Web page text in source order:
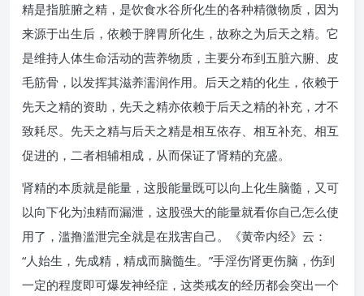
精是指脏腑之精，是饮食水谷所化生的各种精微物质，因为
来源于出生后，依赖于脾胃所化生，故称之为后天之精。它
是维持人体生命活动的营养物质，主要分布到五脏六腑、皮
毛筋骨，以发挥其滋养濡润作用。后天之精的化生，依赖于
先天之精的资助，先天之精亦依赖于后天之精的补充，才不
致耗尽。先天之精与后天之精是相互依存、相互补充、相互
促进的，二者相辅相成，从而保证了肾精的充盛。
肾精的本质就是能量，这股能量既可以向上化生脑髓，又可
以向下化为浊精而漏泄，这股强大的能量就看你自己怎么使
用了，滥撸滥泄完全就是在戕害自己。《黄帝内经》云：
“人始生，先成精，精成而脑髓生。”手淫伤肾更伤脑，伤到
一定的程度即可爆发神经症，这类戒友的经历都会突出一个